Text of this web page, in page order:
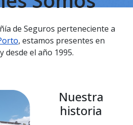
de Seguros perteneciente a
, estamos presentes en
desde el año 1995.
Nuestra
historia